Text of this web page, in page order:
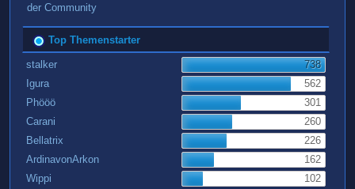
der Community
Top Themenstarter
stalker
738
Igura
562
Phööö
301
Carani
260
Bellatrix
226
ArdinavonArkon
162
Wippi
102